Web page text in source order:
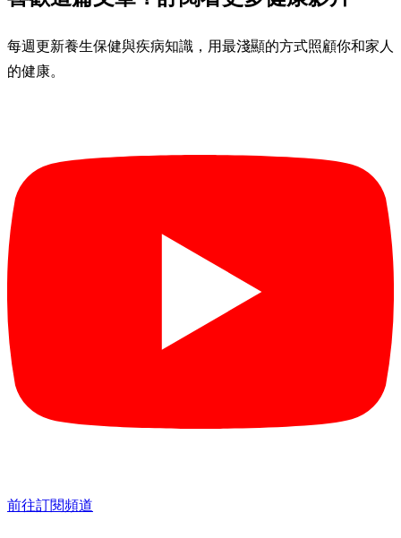
每週更新養生保健與疾病知識，用最淺顯的方式照顧你和家人
的健康。
前往訂閱頻道